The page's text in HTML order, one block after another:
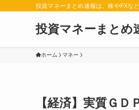
投資マネーまとめ速報は、株やFXな
投資マネーまとめ
ホーム マネー
【経済】実質Ｇ